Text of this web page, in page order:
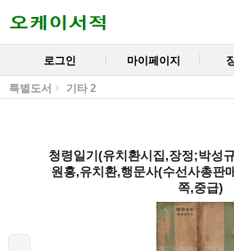
로그인 마이페이지
특별도서 기타 2
청령일기(유치환시집,장정;박성
원홍,유치환,행문사(수선사총판
쪽,중급)